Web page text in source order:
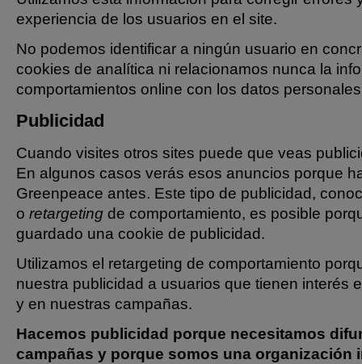
experiencia de los usuarios en el site.
No podemos identificar a ningún usuario en
cookies de analítica ni relacionamos nunca la
comportamientos online con los datos
Publicidad
Cuando visites otros sites puede que veas
En algunos casos verás esos anuncios porque
Greenpeace antes. Este tipo de publicidad,
o retargeting de comportamiento, es posible
guardado una cookie de publicidad.
Utilizamos el retargeting de comportamiento
nuestra publicidad a usuarios que tienen interés
y en nuestras campañas.
Hacemos publicidad porque necesitamos
campañas y porque somos una organización